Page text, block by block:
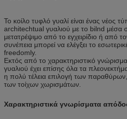
Το κοίλο τυφλό γυαλί είναι ένας νέος
architechtual γυαλιού με το bilnd μέσα
μετατρέψιμο από το εγχειρίδιο ή από
συνέπεια μπορεί να ελέγξει το
freedomly.
Εκτός από το χαρακτηριστικό
γυαλιού έχει επίσης όλα τα
η πολύ τέλεια επιλογή των
των τοίχων χωρισμάτων.
Χαρακτηριστικά γνωρίσματα